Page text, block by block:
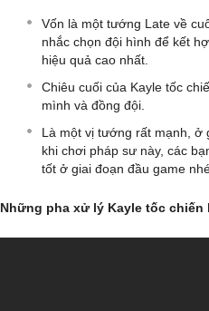
Vốn là một tướng Late về
nhắc chọn đội hình để kết
hiệu quả cao nhất.
Chiêu cuối của Kayle tốc
mình và đồng đội.
Là một vị tướng rất mạnh, ở
khi chơi pháp sư này, các
tốt ở giai đoạn đầu game
Những pha xử lý Kayle tốc chiến